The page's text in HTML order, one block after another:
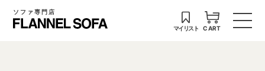
ソファ専門店
マイリスト CART